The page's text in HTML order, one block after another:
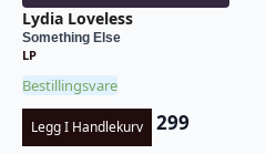
Lydia Loveless
Something Else
LP
Bestillingsvare
Legg I Handlekurv 299